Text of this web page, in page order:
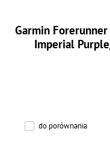
Garmin
Imperial
do porównania